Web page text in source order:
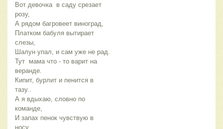
Вот девочка  в саду срезает
розу,
А рядом багровеет виноград,
Платком бабуля вытирает
слезы,
Тут  мама что - то варит на
веранде.
Кипит, бурлит и пенится в
тазу..
А я вдыхаю, словно по
команде,
И запах пенок чувствую в
носу.